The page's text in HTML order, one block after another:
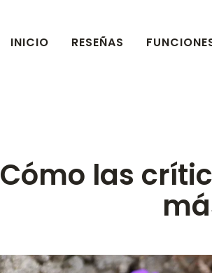
INICIO RESEÑAS
Cómo las